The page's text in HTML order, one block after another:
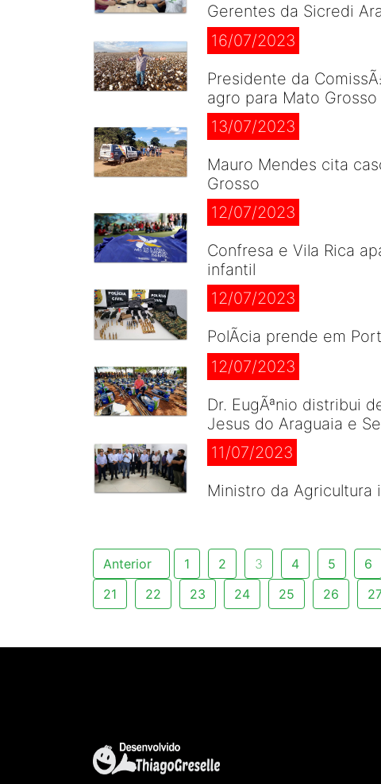
Gerentes da Sicredi
16/07/2023
Presidente da
agro para Mato Grosso
13/07/2023
Mauro Mendes cita
Grosso
12/07/2023
Confresa e Vila Rica
infantil
12/07/2023
PolÃ­cia prende em
12/07/2023
Dr. EugÃªnio distribui
Jesus do Araguaia e
11/07/2023
Ministro da Agricultura
Anterior 1 2 3 4 5 6
21
22 23 24 25 26